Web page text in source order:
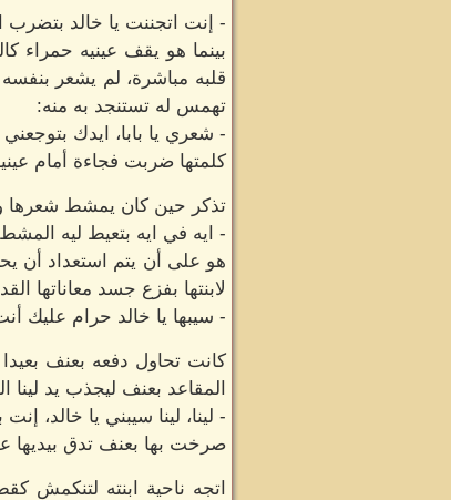
- إنت اتجننت يا خالد بتضرب
بينما هو يقف عينيه
قلبه مباشرة، لم يشعر
تهمس له تستنجد به منه:
- شعري يا بابا، ايدك بتوجعني
كلمتها ضربت فجاءة أمام
تذكر حين كان يمشط شعرها
- ايه في ايه بتعيط ليه
هو على أن يتم استعداد أن
لابنتها بفزع جسد معاناتها
- سيبها يا خالد حرام عليك
كانت تحاول دفعه بعنف
المقاعد بعنف ليجذب يد لينا
- لينا، لينا سيبني يا خالد،
صرخت بها بعنف تدق بيديها
اتجه ناحية ابنته لتنكمش